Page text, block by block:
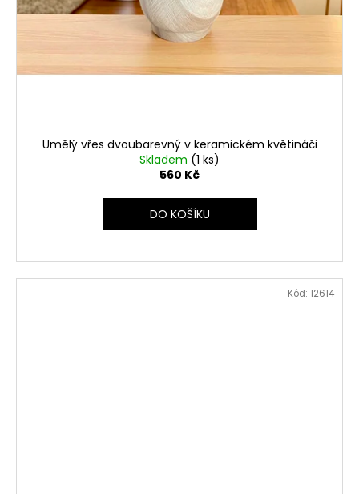
Umělý vřes dvoubarevný v keramickém květináči
Skladem (1 ks)
560 Kč
DO KOŠÍKU
Kód: 12614